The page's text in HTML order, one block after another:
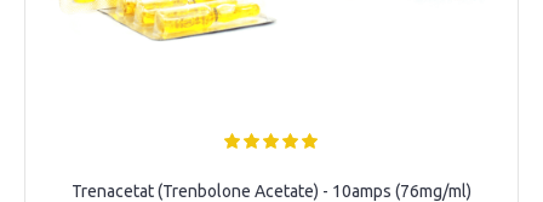
Trenacetat (Trenbolone Acetate) - 10amps (76mg/ml)